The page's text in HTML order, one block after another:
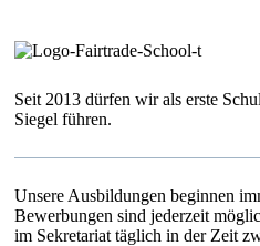
Seit 2013 dürfen wir als erste
Siegel führen.
Unsere Ausbildungen beginnen
Bewerbungen sind jederzeit
im Sekretariat täglich in der Zeit